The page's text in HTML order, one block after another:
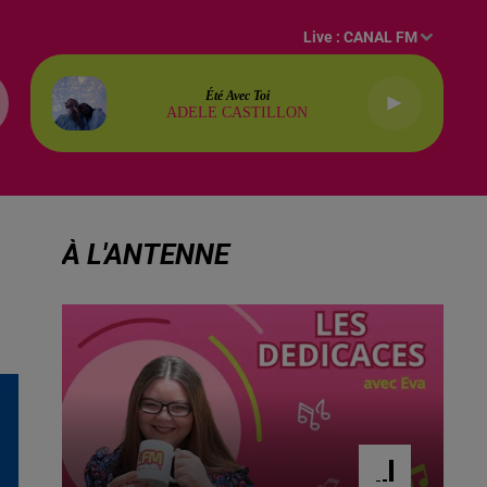
Live :CANAL FM
Été Avec Toi
ADELE CASTILLON
À L'ANTENNE